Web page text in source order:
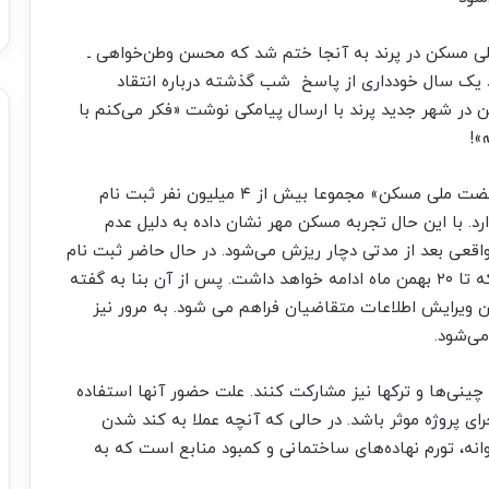
مسکن در پرند به آنجا ختم شد که محسن وطن‌خواهی ـ
سال خودداری از پاسخ شب گذشته درباره انتقاد
شهر جدید پرند با ارسال پیامکی نوشت «فکر می‌کنم با
در جریان فراخوان دو طرح «اقدام ملی مسکن» و «نهضت ملی مسکن» مجموعا بیش از ۴ میلیون نفر ثبت نام
با این حال تجربه مسکن مهر نشان داده به دلیل عدم
واقعی بعد از مدتی دچار ریزش می‌شود. در حال حاضر ثبت نام
از افراد مجرد بالای ۲۳ سال در این پروژه جریان دارد که تا ۲۰ بهمن ماه ادامه خواهد داشت. پس از آن بنا به گفته
ویرایش اطلاعات متقاضیان فراهم می شود. به مرور نیز
می‌شود.
و ترکها نیز مشارکت کنند. علت حضور آنها استفاده
پروژه موثر باشد. در حالی که آنچه عملا به کند شدن
تورم نهاده‌های ساختمانی و کمبود منابع است که به